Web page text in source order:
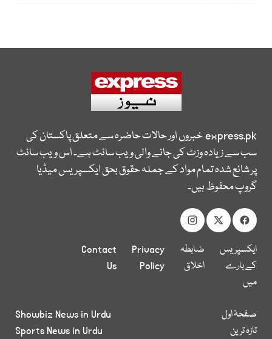
express.pkخبروں اور حالات حاضرہ سے متعلق پاکستان کی
سب سے زیادہ وزٹ کی جانے والی ویب سائٹ ہے۔ اس ویب سائٹ
پر شائع شدہ تمام مواد کے جملہ حقوق بحق ایکسپریس میڈیا
گروپ محفوظ ہیں۔
ایکسپریس
کے بارے
میں
ضابطہ
اخلاق
Privacy
Policy
Contact
Us
صفحۂ اول
تازہ ترین
Showbiz News in Urdu
Sports News in Urdu